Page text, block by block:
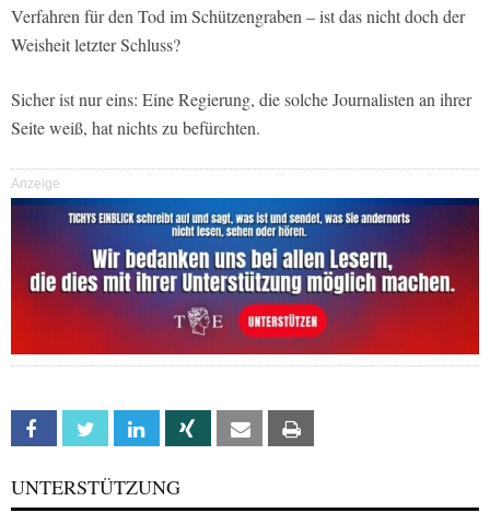
Verfahren für den Tod im Schützengraben – ist das nicht doch der
Weisheit letzter Schluss?
Sicher ist nur eins: Eine Regierung, die solche Journalisten an ihrer
Seite weiß, hat nichts zu befürchten.
Anzeige
Facebook Twitter Linkedin Xing Email
UNTERSTÜTZUNG